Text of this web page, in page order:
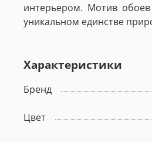
интерьером. Мотив
уникальном единстве
Характеристики
Бренд
Цвет